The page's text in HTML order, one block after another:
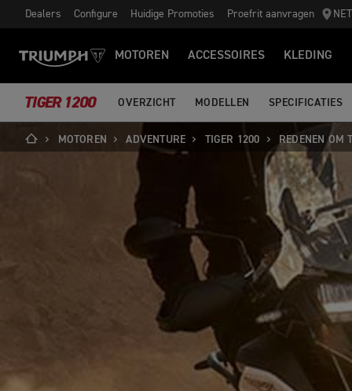
Dealers Configure Huidige Promoties Proefrit aanvragen
MOTOREN ACCESSOIRES KLEDING
TIGER 1200 OVERZICHT MODELLEN SPECIFICATIES
MOTOREN ADVENTURE TIGER 1200 REDENEN OM